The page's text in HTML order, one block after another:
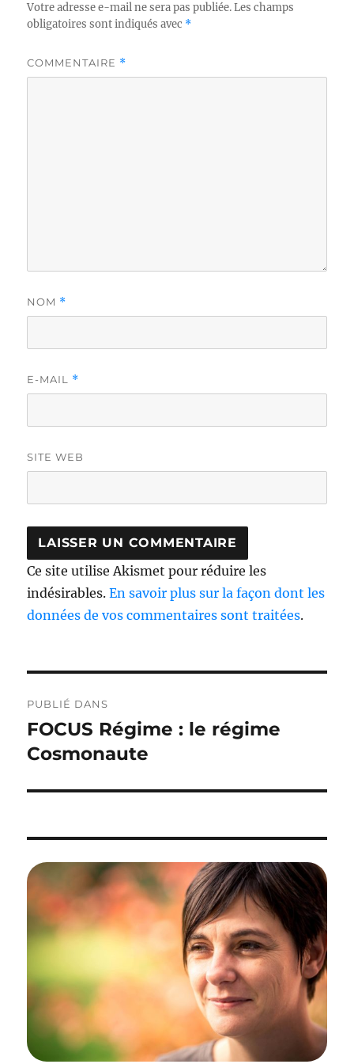
Votre adresse e-mail ne sera pas publiée. Les champs
obligatoires sont indiqués avec *
COMMENTAIRE *
NOM *
E-MAIL *
SITE WEB
Ce site utilise Akismet pour réduire les
indésirables.En savoir plus sur la façon dont les
données de vos commentaires sont traitées.
de
l’article
PUBLIÉ DANS
FOCUS Régime : le régime
Cosmonaute